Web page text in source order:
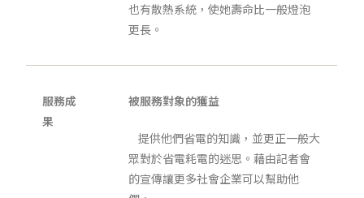
也有散熱系統，使她壽命比一般燈泡
更長。
服務成
果
被服務對象的獲益
提供他們省電的知識，並更正一般大
眾對於省電耗電的迷思。藉由記者會
的宣傳讓更多社會企業可以幫助他